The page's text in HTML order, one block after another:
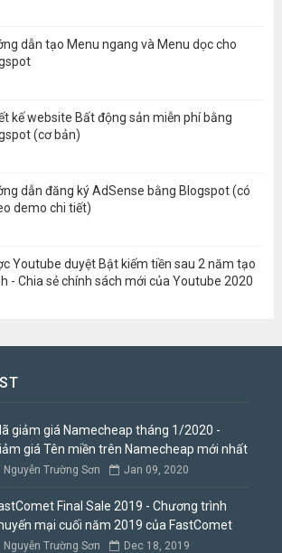
dẫn tạo Menu ngang và Menu dọc cho
kế website Bất động sản miễn phí bằng
(cơ bản)
dẫn đăng ký AdSense bằng Blogspot (có
demo chi tiết)
Youtube duyệt Bật kiếm tiền sau 2 năm tạo
- Chia sẻ chính sách mới của Youtube 2020
giảm giá Namecheap tháng 1/2020 -
giá Tên miền trên Namecheap mới nhất
Nguyễn Trường Sơn Jan 09, 2020
Final Sale 2019 - Chương trình
mại cuối năm 2019 của FastComet
Nguyễn Trường Sơn Dec 18, 2019